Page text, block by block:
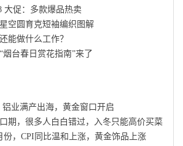
大促：多款爆品热卖
空圆育克短袖编织图解
能做什么工作？
台春日赏花指南”来了
铝业满产出海，黄金窗口开启
期，很多人白白错过，入冬只能高价买菜
份，CPI同比温和上涨，黄金饰品上涨